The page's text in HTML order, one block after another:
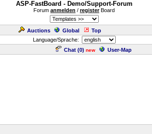
ASP-FastBoard - Demo/Support-Forum
Forum anmelden / registerBoard
Auctions Global Top
Language/Sprache:
Chat (0) new User-Map